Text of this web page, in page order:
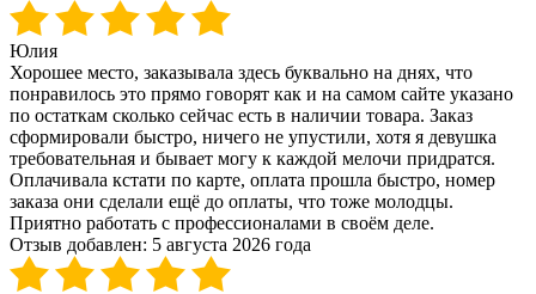
Юлия
Хорошее место, заказывала здесь буквально на днях, что
понравилось это прямо говорят как и на самом сайте указано
по остаткам сколько сейчас есть в наличии товара. Заказ
сформировали быстро, ничего не упустили, хотя я девушка
требовательная и бывает могу к каждой мелочи придратся.
Оплачивала кстати по карте, оплата прошла быстро, номер
заказа они сделали ещё до оплаты, что тоже молодцы.
Приятно работать с профессионалами в своём деле.
Отзыв добавлен: 5 августа 2026 года